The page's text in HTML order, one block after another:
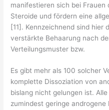
manifestieren sich bei Frauen
Steroide und fördern eine
[11]. Kennzeichnend sind hier
verstärkte Behaarung nach
Verteilungsmuster bzw.
Es gibt mehr als 100 solcher
komplette Dissoziation von
bislang nicht gelungen ist.
zumindest geringe